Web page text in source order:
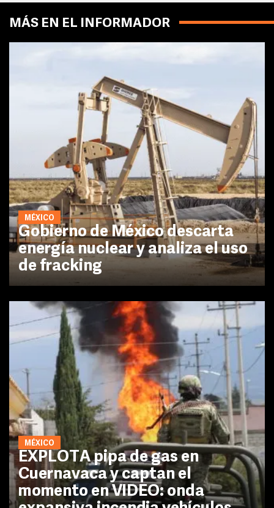
MÁS EN EL INFORMADOR
MÉXICO
Gobierno de México descarta
energía nuclear y analiza el uso
de fracking
MÉXICO
EXPLOTA pipa de gas en
Cuernavaca y captan el
momento en VIDEO: onda